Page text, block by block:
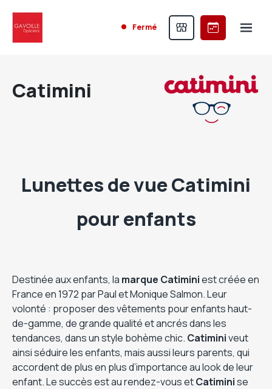
Fermé
Catimini
Lunettes de vue Catimini
pour enfants
Destinée aux enfants, la marque Catiminiest créée en
France en 1972 par Paul et Monique Salmon. Leur
volonté : proposer des vêtements pour enfants haut-
de-gamme, de grande qualité et ancrés dans les
tendances, dans un style bohème chic. Catiminiveut
ainsi séduire les enfants, mais aussi leurs parents, qui
accordent de plus en plus d’importance au look de leur
enfant. Le succès est au rendez-vous etCatiminise